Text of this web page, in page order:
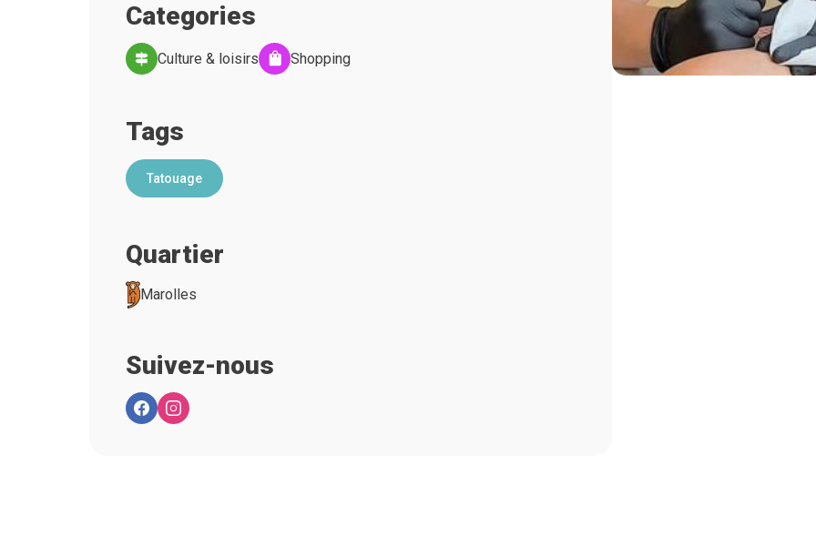
Categories
Culture & loisirs Shopping
Tags
Tatouage
Quartier
Marolles
Suivez-nous